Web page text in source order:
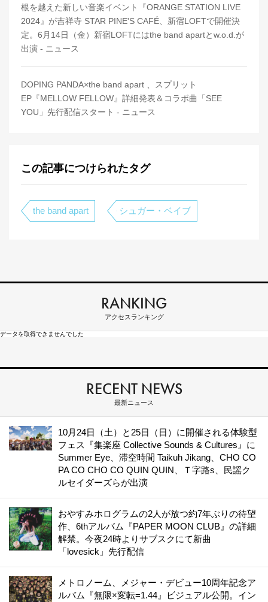
根を越えた新しい音楽イベント『ORANGE STATION LIVE
2024』が吉祥寺 STAR PINE'S CAFÉ、新宿LOFTで開催決
定。6月14日（金）新宿LOFTにはthe band apartとw.o.d.が
出演 - ニュース
DOPING PANDA×the band apart 、スプリット
EP『MELLOW FELLOW』詳細発表＆コラボ曲「SEE
YOU」先行配信スタート - ニュース
この記事につけられたタグ
the band apart シュガー・ベイブ
RANKING
アクセスランキング
データを取得できませんでした
RECENT NEWS
最新ニュース
10月24日（土）と25日（日）に開催される体験型
フェス『集楽座 Collective Sounds & Cultures』に
Summer Eye、滞空時間 Taikuh Jikang、CHO CO
PA CO CHO CO QUIN QUIN、Ｔ字路s、民謡ク
ルセイダーズらが出演
おやすみホログラムの2人が放つ約7年ぶりの待望
作、6thアルバム『PAPER MOON CLUB』の詳細
解禁。今夜24時よりサブスクにて新曲
「lovesick」先行配信
メトロノーム、メジャー・デビュー10周年記念ア
ルバム『無限×変転=1.44』ビジュアル公開。イン